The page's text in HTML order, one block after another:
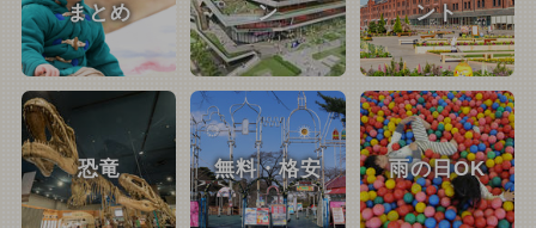
まとめ
ン
ント
恐竜 無料・格安 雨の日OK